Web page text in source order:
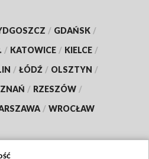
/ GDAŃSK /
/ KATOWICE / KIELCE /
/ ŁÓDŹ / OLSZTYN /
/ RZESZÓW /
/ WROCŁAW